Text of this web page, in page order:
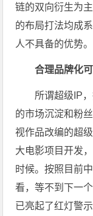
链的双向衍生为
的布局打法均成
人不具备的优势。
合理品牌化
所谓超级IP
的市场沉淀和粉
视作品改编的超
大电影项目开发
时候。按照目前
看，等不到下一
已亮起了红灯警